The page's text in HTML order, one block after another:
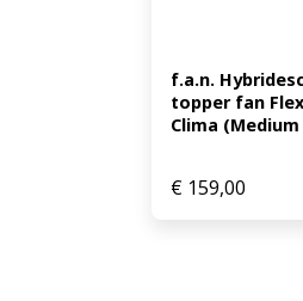
f.a.n.
topper fan
Clima (Medium
€ 159,00